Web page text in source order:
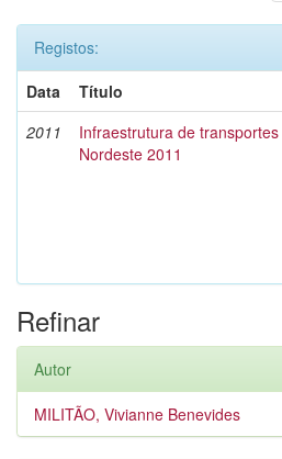
Registos:
Data
Título
2011
Infraestrutura de transportes
Nordeste 2011
Refinar
Autor
MILITÃO, Vivianne Benevides